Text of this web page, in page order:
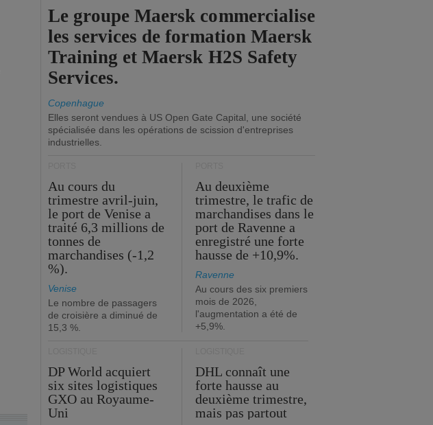
Le groupe Maersk commercialise
les services de formation Maersk
Training et Maersk H2S Safety
Services.
Copenhague
Elles seront vendues à US Open Gate Capital, une société
spécialisée dans les opérations de scission d'entreprises
industrielles.
Au cours du
trimestre avril-juin,
le port de Venise a
traité 6,3 millions de
tonnes de
marchandises (-1,2
%).
Venise
Le nombre de passagers
de croisière a diminué de
15,3 %.
Au deuxième
trimestre, le trafic de
marchandises dans le
port de Ravenne a
enregistré une forte
hausse de +10,9%.
Ravenne
Au cours des six premiers
mois de 2026,
l'augmentation a été de
+5,9%.
DP World acquiert
six sites logistiques
GXO au Royaume-
Uni
DHL connaît une
forte hausse au
deuxième trimestre,
mais pas partout